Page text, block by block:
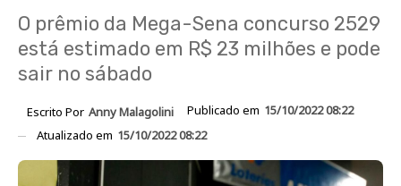
O prêmio da Mega-Sena concurso 2529
está estimado em R$ 23 milhões e pode
sair no sábado
Escrito Por Anny Malagolini Publicado em 15/10/2022 08:22
Atualizado em 15/10/2022 08:22